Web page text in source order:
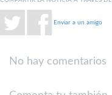
Enviar a un amigo
No hay comentarios